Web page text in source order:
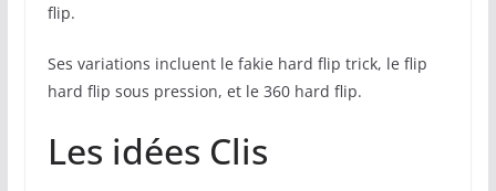
flip.
Ses variations incluent le fakie hard flip trick, le flip
hard flip sous pression, et le 360 hard flip.
Les idées Clis